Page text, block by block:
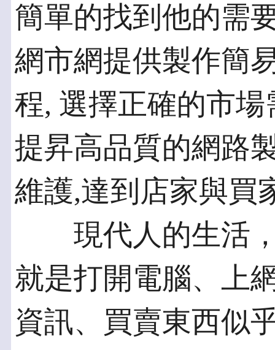
簡單的找到他的需
網市網提供製作簡
程, 選擇正確的市
提昇高品質的網路
維護,達到店家與買
現代人的生活，
就是打開電腦、上
資訊、買賣東西似